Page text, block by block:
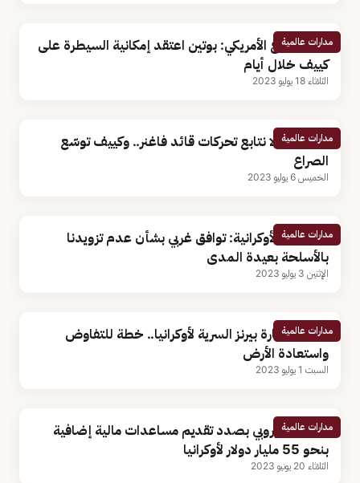
مدارات عالمية
وزير الدفاع الأمريكي: بوتين اعتقد إمكانية السيطرة على
كييف خلال أيام
الثلاثاء 18 يوليو 2023
مدارات عالمية
الكرملين: لا نتابع تحركات قائد فاغنر.. وكييف توسّع
الصراع
الخميس 6 يوليو 2023
مدارات عالمية
الخارجية الأوكرانية: توافق غربي بشأن عدم تزويدنا
بالأسلحة بعيدة المدى
الإثنين 3 يوليو 2023
مدارات عالمية
تفاصيل زيارة بيرنز السرية لأوكرانيا.. خطة للتفاوض
واستعادة الأرض
السبت 1 يوليو 2023
مدارات عالمية
الاتحاد الأوروبي بصدد تقديم مساعدات مالية إضافية
بنحو 55 مليار دولار لأوكرانيا
الثلاثاء 20 يونيو 2023